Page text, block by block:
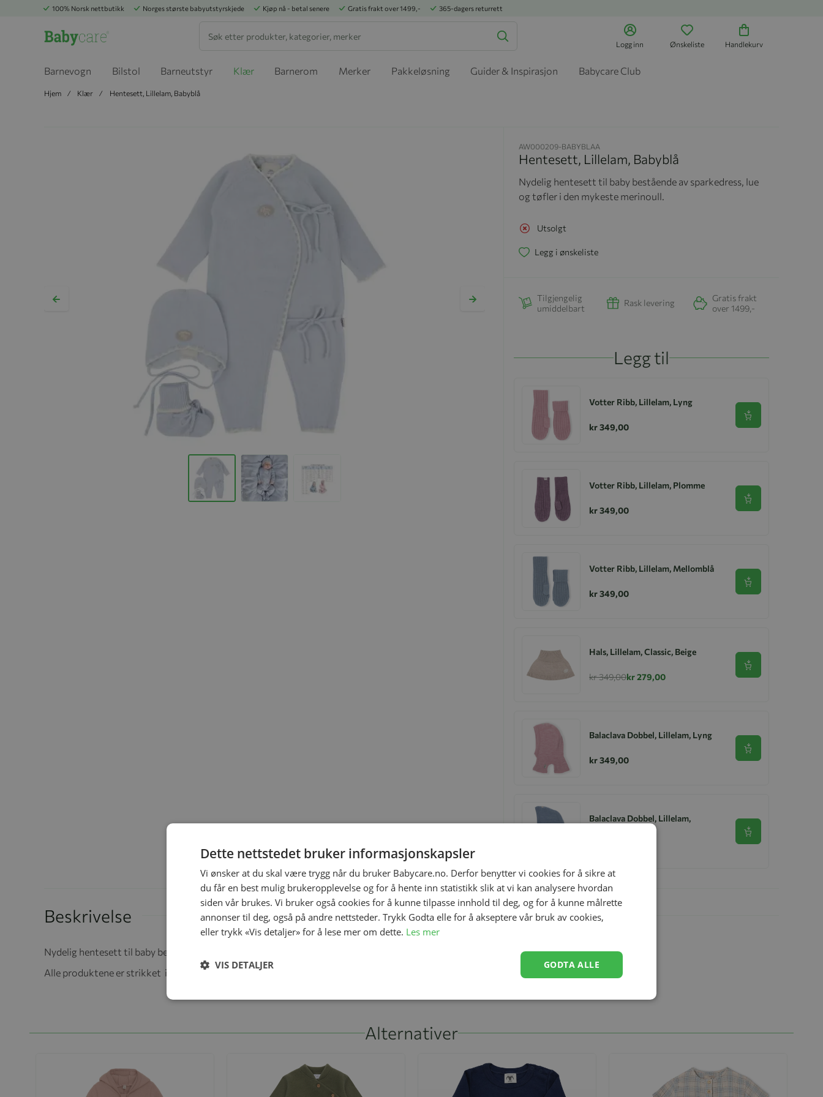
100% Norsk nettbutikk Norges største babyutstyrskjede Kjøp nå - betal senere Gratis frakt over 1499,- 365-dagers returrett
Logg inn Ønskeliste Handlekurv
Barnevogn Bilstol Barneutstyr Klær Barnerom Merker Pakkeløsning Guider & Inspirasjon Babycare Club
Hjem Klær Hentesett, Lillelam, Babyblå
AW000209-BABYBLAA
Hentesett, Lillelam, Babyblå
Nydelig hentesett til baby bestående av sparkedress, lue
og tøfler i den mykeste merinoull.
Utsolgt
Legg i ønskeliste
Tilgjengelig
umiddelbart
Rask levering
Gratis frakt
over 1499,-
Legg til
Votter Ribb, Lillelam, Lyng
kr 349,00
Se produkt
Votter Ribb, Lillelam, Plomme
kr 349,00
Se produkt
Votter Ribb, Lillelam, Mellomblå
kr 349,00
Se produkt
Hals, Lillelam, Classic, Beige
kr 349,00kr 279,00
Se produkt
Balaclava Dobbel, Lillelam, Lyng
kr 349,00
Se produkt
Balaclava Dobbel, Lillelam,
Se produkt
Beskrivelse
Nydelig hentesett til baby bestående av sparkedress, lue og tøfler i den mykeste merinoull.
Alle produktene er strikket i 100% merinoull, og kan vaskes i maskin på ullprogram 40°C.
Alternativer
Dette nettstedet bruker informasjonskapsler
Vi ønsker at du skal være trygg når du bruker Babycare.no. Derfor benytter vi cookies for å sikre at
du får en best mulig brukeropplevelse og for å hente inn statistikk slik at vi kan analysere hvordan
siden vår brukes. Vi bruker også cookies for å kunne tilpasse innhold til deg, og for å kunne målrette
annonser til deg, også på andre nettsteder. Trykk Godta elle for å akseptere vår bruk av cookies,
eller trykk «Vis detaljer» for å lese mer om dette. Les mer
GODTA ALLE
VIS DETALJER